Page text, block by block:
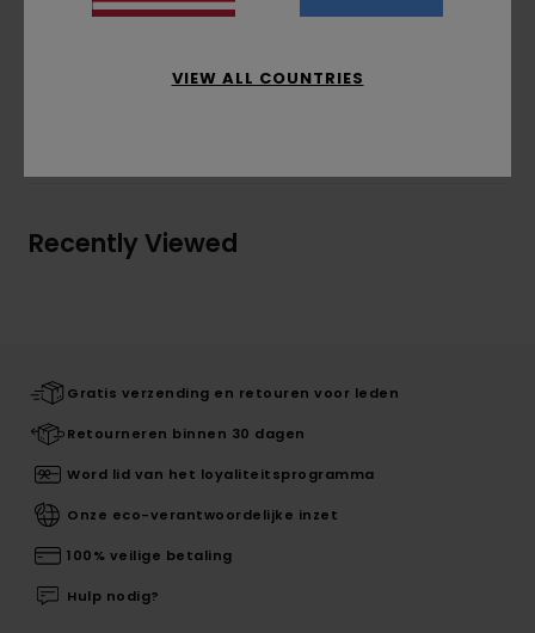
Recently Viewed
Gratis verzending en retouren voor leden
Retourneren binnen 30 dagen
Word lid van het loyaliteitsprogramma
Onze eco-verantwoordelijke inzet
100% veilige betaling
Hulp nodig?
VIEW ALL COUNTRIES